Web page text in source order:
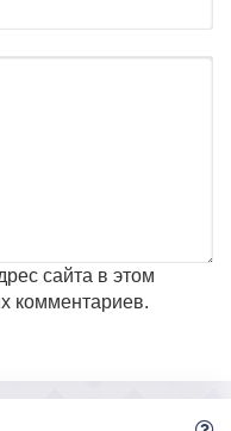
сайта в этом
комментариев.